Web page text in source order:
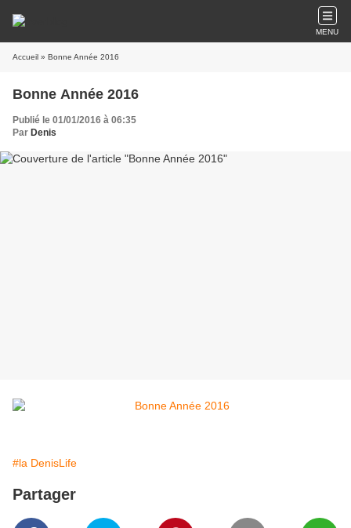
MENU
Accueil » Bonne Année 2016
Bonne Année 2016
Publié le 01/01/2016 à 06:35
Par Denis
#la DenisLife
Partager